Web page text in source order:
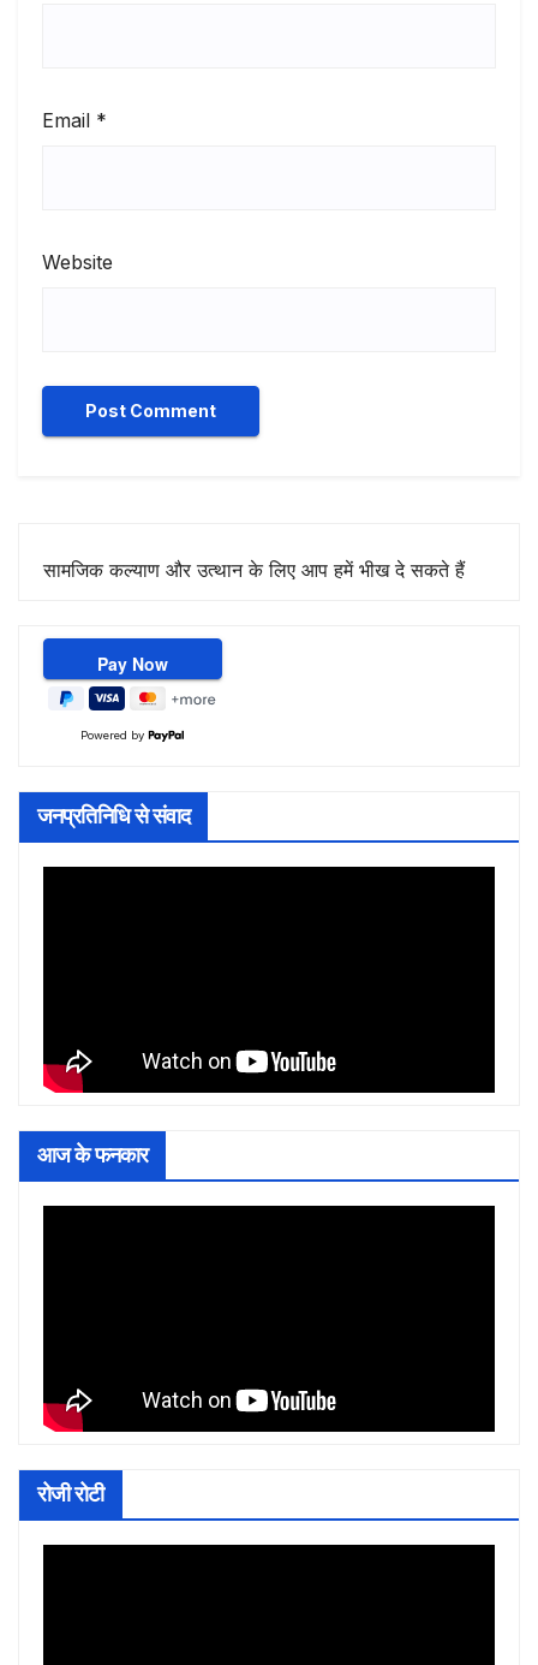
Email *
Website
सामजिक कल्याण और उत्थान के लिए आप हमें भीख दे सकते हैं
Powered by
जनप्रतिनिधि से संवाद
आज के फनकार
रोजी रोटी